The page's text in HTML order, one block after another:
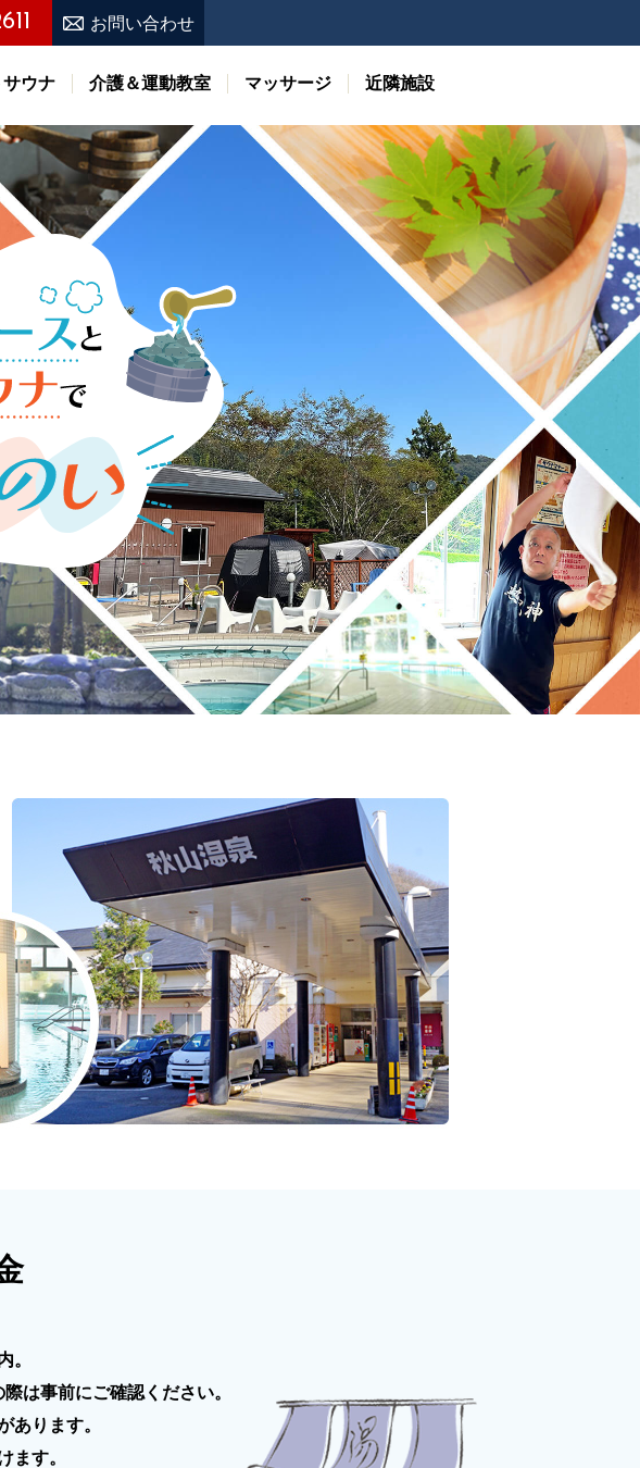
お問い合わせ
ウナ 介護＆運動教室 マッサージ 近隣施設
。
は事前にご確認ください。
あります。
ます。